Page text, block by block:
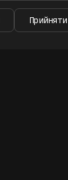
Прийняти